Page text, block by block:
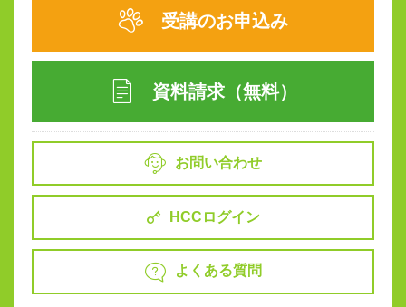
受講のお申込み
資料請求（無料）
お問い合わせ
HCCログイン
よくある質問